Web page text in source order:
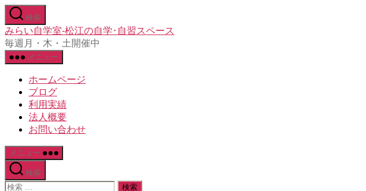
コ
ン
テ
ン
ツ
検索
みらい自学室-松江の自学･自習スペース
毎週月・木・土開催中
メニュー
ホームページ
ブログ
利用実績
法人概要
お問い合わせ
メニュー
検索
検